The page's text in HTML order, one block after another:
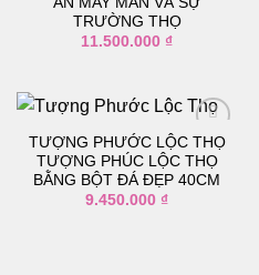
TRƯỜNG THỌ
11.500.000 ₫
Thêm
TƯỢNG PHƯỚC LỘC THỌ
TƯỢNG PHÚC LỘC THỌ
BẰNG BỘT ĐÁ ĐẸP 40CM
9.450.000 ₫